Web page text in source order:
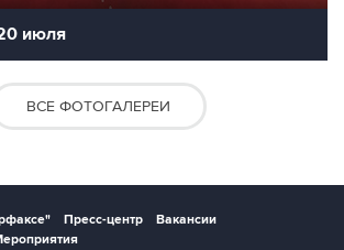
июля
ВСЕ ФОТОГАЛЕРЕИ
Пресс-центр
Вакансии